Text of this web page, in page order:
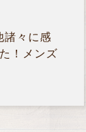
諸々に感
！メンズ